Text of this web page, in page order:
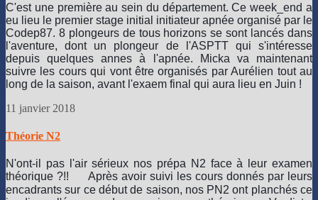
C'est une première au sein du département. Ce week_end a
eu lieu le premier stage initial initiateur apnée organisé par le
Codep87. 8 plongeurs de tous horizons se sont lancés dans
l'aventure, dont un plongeur de l'ASPTT qui s'intéresse
depuis quelques annes à l'apnée. Micka va maintenant
suivre les cours qui vont être organisés par Aurélien tout au
long de la saison, avant l'exaem final qui aura lieu en Juin !
11 janvier 2018
Théorie N2
N'ont-il pas l'air sérieux nos prépa N2 face à leur examen
théorique ?!!
Après avoir suivi les cours donnés par leurs
encadrants sur ce début de saison, nos PN2 ont planchés ce